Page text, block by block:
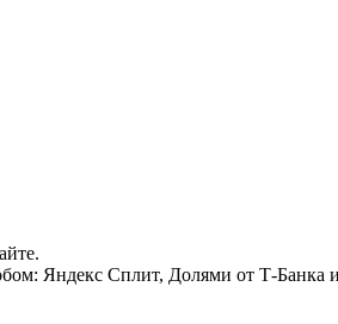
Яндекс Сплит, Долями от Т-